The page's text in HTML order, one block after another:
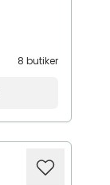
8 butiker